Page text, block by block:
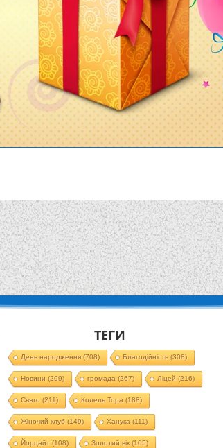
ТЕГИ
День народження(708) Благодійність (308)
Новини (299) громада (267) Ліцей (216)
Свято (211) Колель Тора (188)
Жіночий клуб (149) Ханука (111)
Йорцайт (108) Золотий вік(105)